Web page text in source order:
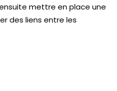
mettre en place une
des liens entre les